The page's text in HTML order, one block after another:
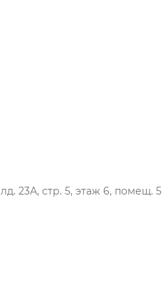
23А, стр. 5, этаж 6, помещ. 5